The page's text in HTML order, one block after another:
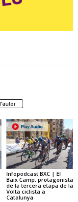
Infopodcast BXC | El
Baix Camp, protagonista
de la tercera etapa de la
Volta ciclista a
Catalunya